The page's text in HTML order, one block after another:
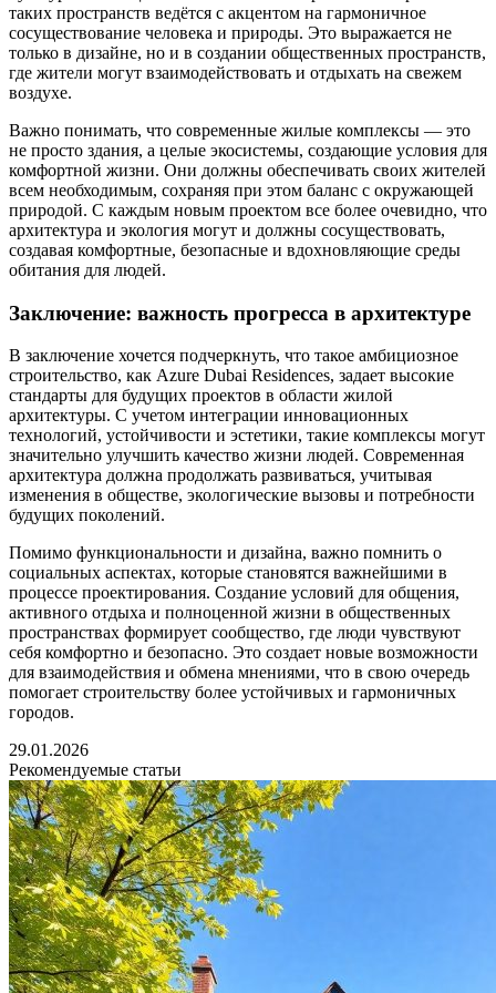
таких пространств ведётся с акцентом на гармоничное
сосуществование человека и природы. Это выражается не
только в дизайне, но и в создании общественных пространств,
где жители могут взаимодействовать и отдыхать на свежем
воздухе.
Важно понимать, что современные жилые комплексы — это
не просто здания, а целые экосистемы, создающие условия для
комфортной жизни. Они должны обеспечивать своих жителей
всем необходимым, сохраняя при этом баланс с окружающей
природой. С каждым новым проектом все более очевидно, что
архитектура и экология могут и должны сосуществовать,
создавая комфортные, безопасные и вдохновляющие среды
обитания для людей.
Заключение: важность прогресса в архитектуре
В заключение хочется подчеркнуть, что такое амбициозное
строительство, как Azure Dubai Residences, задает высокие
стандарты для будущих проектов в области жилой
архитектуры. С учетом интеграции инновационных
технологий, устойчивости и эстетики, такие комплексы могут
значительно улучшить качество жизни людей. Современная
архитектура должна продолжать развиваться, учитывая
изменения в обществе, экологические вызовы и потребности
будущих поколений.
Помимо функциональности и дизайна, важно помнить о
социальных аспектах, которые становятся важнейшими в
процессе проектирования. Создание условий для общения,
активного отдыха и полноценной жизни в общественных
пространствах формирует сообщество, где люди чувствуют
себя комфортно и безопасно. Это создает новые возможности
для взаимодействия и обмена мнениями, что в свою очередь
помогает строительству более устойчивых и гармоничных
городов.
29.01.2026
Рекомендуемые статьи